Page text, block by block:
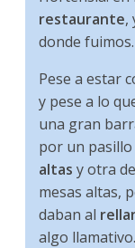
restaurante,
donde fuimos.
Pese a estar
y pese a lo
una gran
por un pasillo
altas y otra
mesas altas,
daban al
algo llamativo.